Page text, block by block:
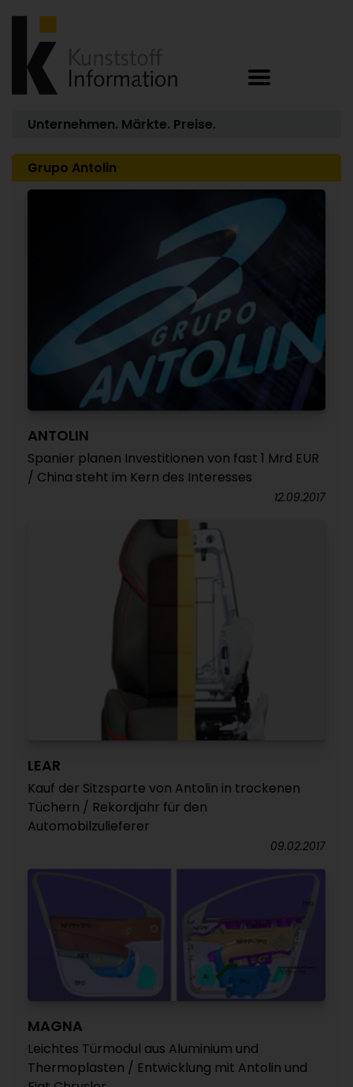
Unternehmen. Märkte. Preise.
Grupo Antolin
ANTOLIN
Spanier planen Investitionen von fast 1 Mrd EUR
/ China steht im Kern des Interesses
12.09.2017
LEAR
Kauf der Sitzsparte von Antolin in trockenen
Tüchern / Rekordjahr für den
Automobilzulieferer
09.02.2017
MAGNA
Leichtes Türmodul aus Aluminium und
Thermoplasten / Entwicklung mit Antolin und